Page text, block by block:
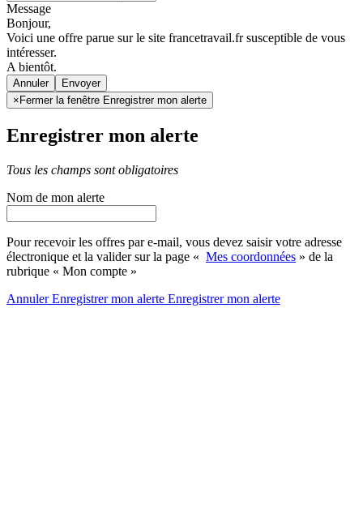
Message
Bonjour,
Voici une offre parue sur le site francetravail.fr susceptible de vous
intéresser.
A bientôt.
Annuler
× Fermer la fenêtre Enregistrer mon alerte
Enregistrer mon alerte
Tous les champs sont obligatoires
Nom de mon alerte
Pour recevoir les offres par e-mail, vous devez saisir votre adresse
électronique et la valider sur la page « Mes coordonnées » de la
rubrique « Mon compte »
AnnulerEnregistrer mon alerte Enregistrermon alerte